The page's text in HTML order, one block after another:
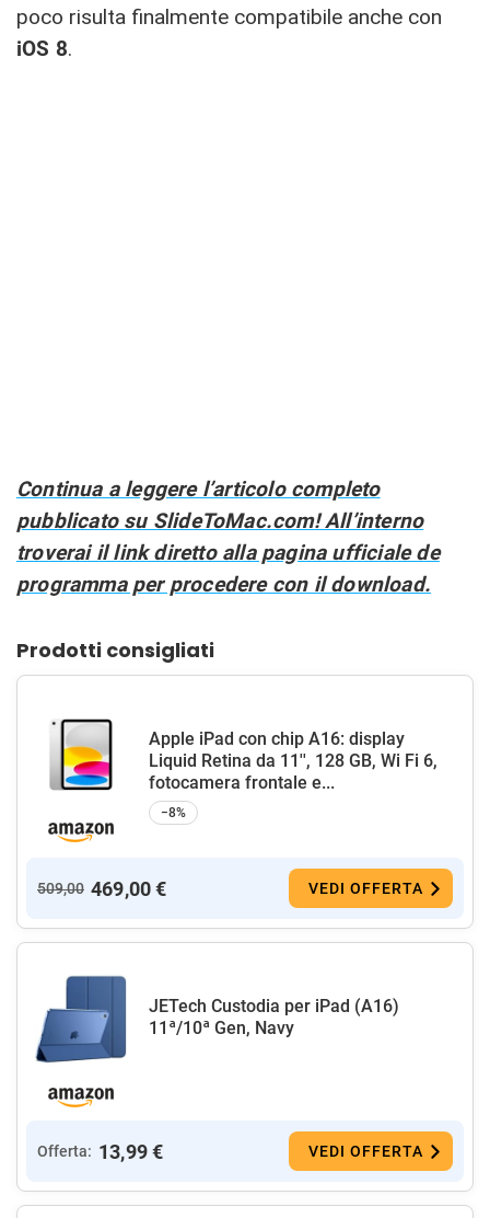
poco risulta finalmente compatibile anche con
iOS 8.
Continua a leggere l’articolo completo
pubblicato su SlideToMac.com! All’interno
troverai il link diretto alla pagina ufficiale de
programma per procedere con il download.
Prodotti consigliati
Apple iPad con chip A16: display
Liquid Retina da 11'', 128 GB, Wi Fi 6,
fotocamera frontale e...
−8%
509,00 469,00 € VEDI OFFERTA
JETech Custodia per iPad (A16)
11ª/10ª Gen, Navy
Offerta: 13,99 € VEDI OFFERTA